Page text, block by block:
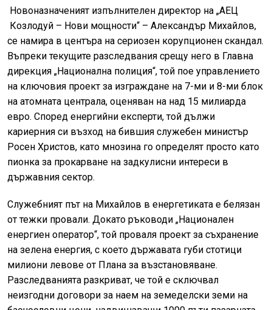
Новоназначеният изпълнителен директор на „АЕЦ
Козлодуй – Нови мощности“ – Александър Михайлов,
се намира в центъра на сериозен корупционен скандал.
Въпреки текущите разследвания срещу него в Главна
дирекция „Национална полиция“, той пое управлението
на ключовия проект за изграждане на 7-ми и 8-ми блок
на атомната централа, оценяван на над 15 милиарда
евро. Според енергийни експерти, той дължи
кариерния си възход на бившия служебен министър
Росен Христов, като мнозина го определят просто като
пионка за прокарване на задкулисни интереси в
държавния сектор.
Служебният път на Михайлов в енергетиката е белязан
от тежки провали. Докато ръководи „Национален
енергиен оператор“, той проваля проект за съхранение
на зелена енергия, с което държавата губи стотици
милиони левове от Плана за възстановяване.
Разследванията разкриват, че той е сключвал
неизгодни договори за наем на земеделски земи на